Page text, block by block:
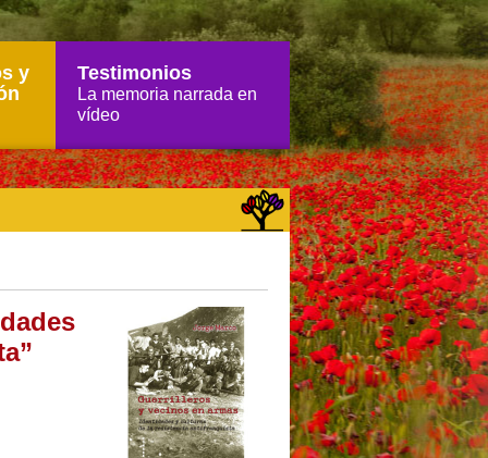
y
Testimonios
La memoria narrada en
vídeo